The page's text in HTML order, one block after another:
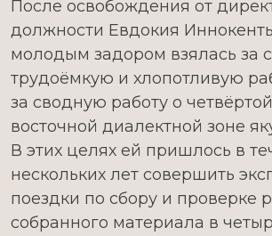
После освобождения от
должности Евдокия
молодым задором взялась за
трудоёмкую и хлопотливую
за сводную работу о
восточной диалектной зоне
В этих целях ей пришлось в
нескольких лет совершить
поездки по сбору и проверке
собранного материала в